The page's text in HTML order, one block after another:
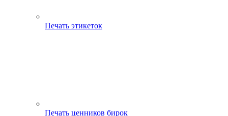
Печать этикеток
Печать ценников бирок